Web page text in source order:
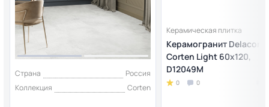
Страна
Россия
Коллекция
Corten
Керамическая плитка
Керамогранит Delacora
Corten Light 60x120,
D12049M
0 0